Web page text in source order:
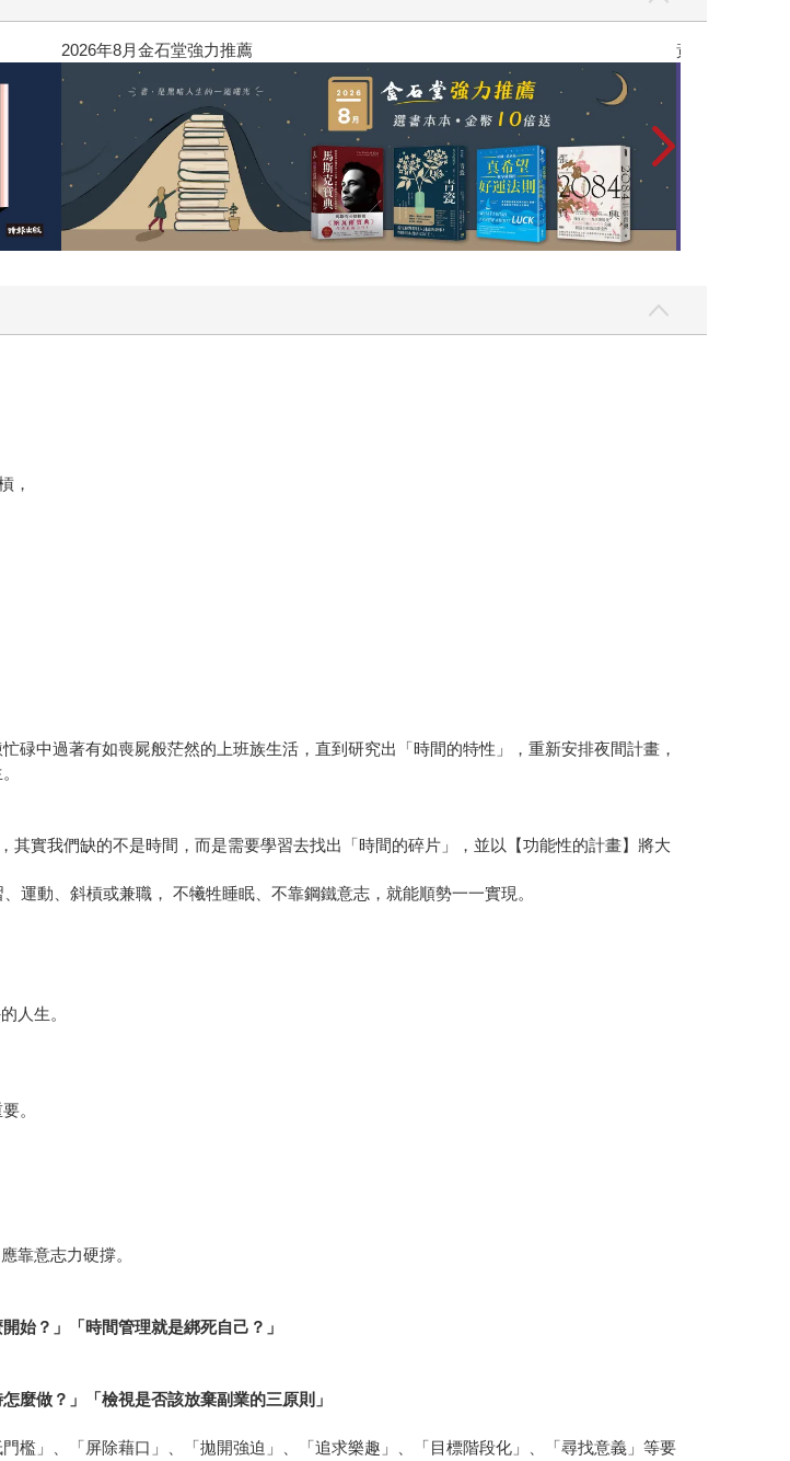
2026年8月金石堂強力推薦 黃色書刊回來
，
中過著有如喪屍般茫然的上班族生活，直到研究出「時間的特性」，重新安排夜間計畫，
實我們缺的不是時間，而是需要學習去找出「時間的碎片」，並以【功能性的計畫】將大
運動、斜槓或兼職， 不犧牲睡眠、不靠鋼鐵意志，就能順勢一一實現。
人生。
。
靠意志力硬撐。
始？」「時間管理就是綁死自己？」
麼做？」「檢視是否該放棄副業的三原則」
檻」、「屏除藉口」、「拋開強迫」、「追求樂趣」、「目標階段化」、「尋找意義」等要